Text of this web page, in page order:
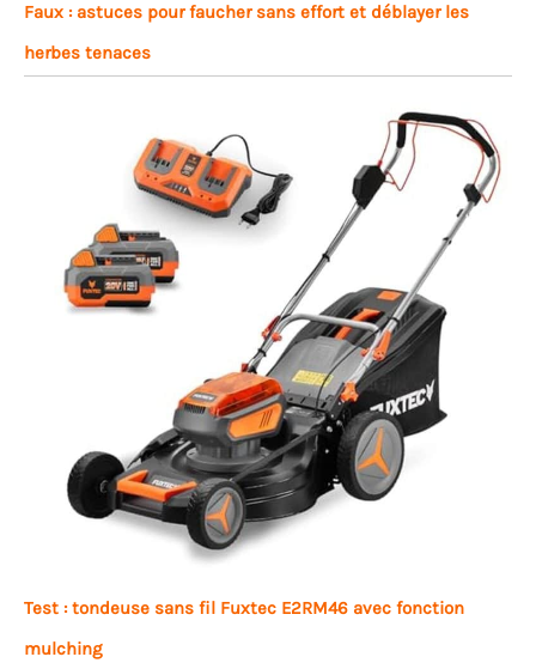
Faux : astuces pour faucher sans effort et déblayer les
herbes tenaces
Test : tondeuse sans fil Fuxtec E2RM46 avec fonction
mulching